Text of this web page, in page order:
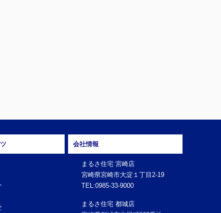
会社情報
まるさ住宅 宮崎店
宮崎県宮崎市大淀１丁目2-19
TEL:0985-33-9000
まるさ住宅 都城店